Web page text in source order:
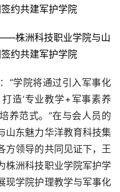
“学院将通过引入军事化
造‘专业教学+军事素养
养范式。”在与会人员的
山东魅力华洋教育科技集
方领导的共同见证下，王
株洲科技职业学院军护学
现学院护理教学与军事化